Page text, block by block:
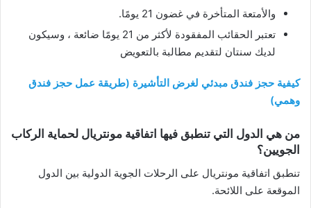
والأمتعة المتأخرة في غضون 21 يومًا.
تعتبر الحقائب المفقودة لأكثر من 21 يومًا ضائعة ، وسيكون
لديك سنتان لتقديم مطالبة بالتعويض
كيفية حجز فندق مبدئي لغرض التأشيرة (طريقة عمل حجز فندق
وهمي)
من هي الدول التي تنطبق فيها اتفاقية مونتريال لحماية الركاب
الجويين؟
تنطبق اتفاقية مونتريال على الرحلات الجوية الدولية بين الدول
الموقعة على اللائحة.